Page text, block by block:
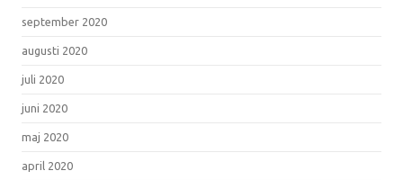
september 2020
augusti 2020
juli 2020
juni 2020
maj 2020
april 2020